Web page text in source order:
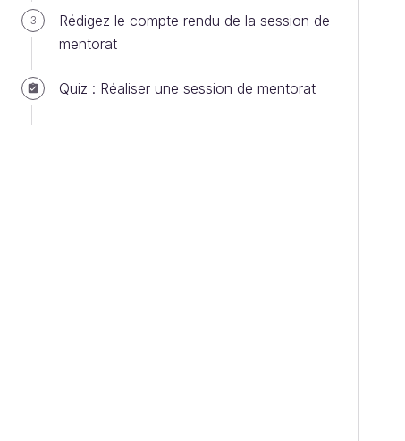
3
Rédigez le compte rendu de la session de
mentorat
Quiz : Réaliser une session de mentorat